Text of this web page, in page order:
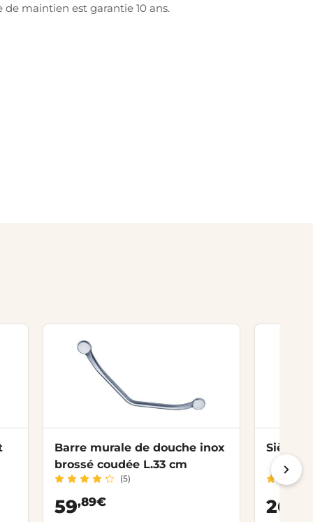
maintien est garantie 10 ans.
Barre murale de douche inox
brossé coudée L.33 cm
(5)
59,89€
Siège
264